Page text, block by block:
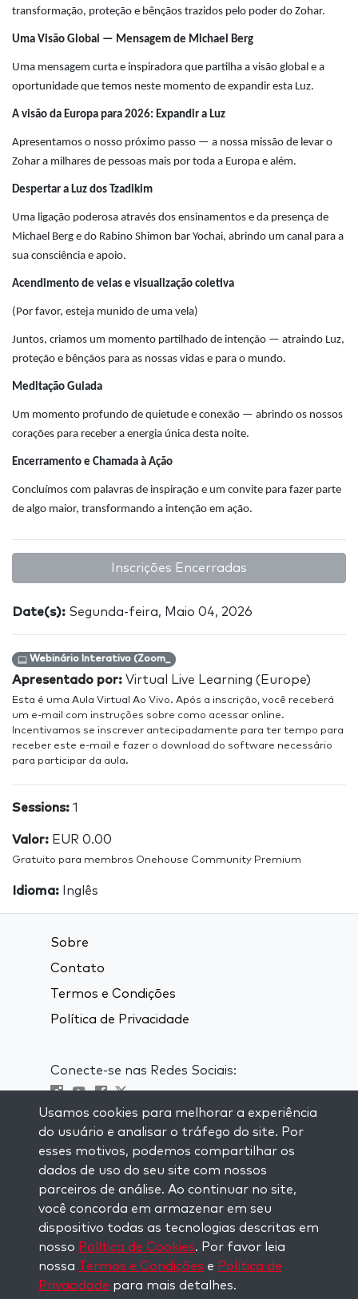
transformação, proteção e bênçãos trazidos pelo poder do Zohar.
Uma Visão Global — Mensagem de Michael Berg
Uma mensagem curta e inspiradora que partilha a visão global e a
oportunidade que temos neste momento de expandir esta Luz.
A visão da Europa para 2026: Expandir a Luz
Apresentamos o nosso próximo passo — a nossa missão de levar o
Zohar a milhares de pessoas mais por toda a Europa e além.
Despertar a Luz dos Tzadikim
Uma ligação poderosa através dos ensinamentos e da presença de
Michael Berg e do Rabino Shimon bar Yochai, abrindo um canal para a
sua consciência e apoio.
Acendimento de velas e visualização coletiva
(Por favor, esteja munido de uma vela)
Juntos, criamos um momento partilhado de intenção — atraindo Luz,
proteção e bênçãos para as nossas vidas e para o mundo.
Meditação Guiada
Um momento profundo de quietude e conexão — abrindo os nossos
corações para receber a energia única desta noite.
Encerramento e Chamada à Ação
Concluímos com palavras de inspiração e um convite para fazer parte
de algo maior, transformando a intenção em ação.
Inscrições Encerradas
Date(s): Segunda-feira, Maio 04, 2026
Webinário Interativo (Zoom_
Apresentado por: Virtual Live Learning (Europe)
Esta é uma Aula Virtual Ao Vivo. Após a inscrição, você receberá
um e-mail com instruções sobre como acessar online.
Incentivamos se inscrever antecipadamente para ter tempo para
receber este e-mail e fazer o download do software necessário
para participar da aula.
Sessions: 1
Valor: EUR 0.00
Gratuito para membros Onehouse Community Premium
Idioma: Inglês
Sobre
Contato
Termos e Condições
Política de Privacidade
Conecte-se nas Redes Sociais:
Visit kabbalah master classes
MANTENHA-SE ATUALIZADO
Se inscreva em nossa lista de email e
receba inspiração semanal entregue em
seu email.
Inscreva-se
Usamos cookies para melhorar a experiência
do usuário e analisar o tráfego do site. Por
esses motivos, podemos compartilhar os
dados de uso do seu site com nossos
parceiros de análise. Ao continuar no site,
você concorda em armazenar em seu
dispositivo todas as tecnologias descritas em
nosso Política de Cookies. Por favor leia
nossa Termos e Condições e Política de
Privacidade para mais detalhes.